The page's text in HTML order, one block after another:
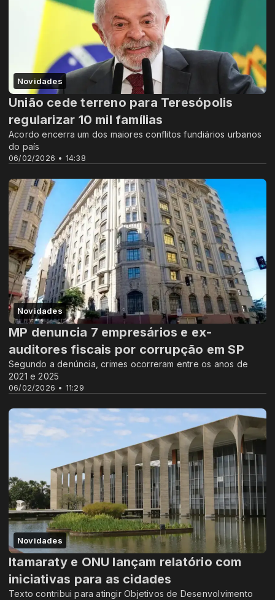
Novidades
06/02/2026 • 14:38
União cede terreno para Teresópolis
regularizar 10 mil famílias
Acordo encerra um dos maiores conflitos fundiários urbanos
do país
Novidades
06/02/2026 • 11:29
MP denuncia 7 empresários e ex-
auditores fiscais por corrupção em SP
Segundo a denúncia, crimes ocorreram entre os anos de
2021 e 2025
Novidades
Itamaraty e ONU lançam relatório com
iniciativas para as cidades
Texto contribui para atingir Objetivos de Desenvolvimento